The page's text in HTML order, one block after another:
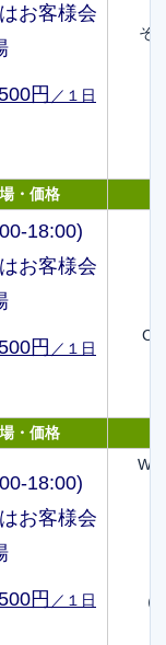
お客様会
円 ／１日
そ
・価格
18:00)
お客様会
円 ／１日
・価格
18:00)
お客様会
円 ／１日
（